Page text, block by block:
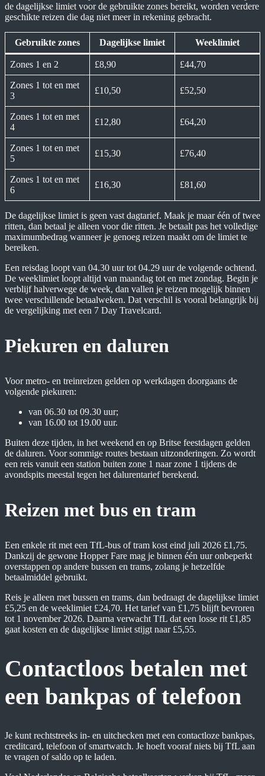
de dagelijkse limiet voor de gebruikte zones bereikt, worden verdere
geschikte reizen die dag niet meer in rekening gebracht.
Gebruikte zones Dagelijkse limiet Weeklimiet
Zones 1 en 2 £8,90 £44,70
Zones 1 tot en met
3
£10,50 £52,50
Zones 1 tot en met
4
£12,80 £64,20
Zones 1 tot en met
5
£15,30 £76,40
Zones 1 tot en met
6
£16,30 £81,60
De dagelijkse limiet is geen vast dagtarief. Maak je maar één of twee
ritten, dan betaal je alleen voor die ritten. Je betaalt pas het volledige
maximumbedrag wanneer je genoeg reizen maakt om de limiet te
bereiken.
Een reisdag loopt van 04.30 uur tot 04.29 uur de volgende ochtend.
De weeklimiet loopt altijd van maandag tot en met zondag. Begin je
verblijf halverwege de week, dan vallen je reizen mogelijk binnen
twee verschillende betaalweken. Dat verschil is vooral belangrijk bij
de vergelijking met een 7 Day Travelcard.
Piekuren en daluren
Voor metro- en treinreizen gelden op werkdagen doorgaans de
volgende piekuren:
van 06.30 tot 09.30 uur;
van 16.00 tot 19.00 uur.
Buiten deze tijden, in het weekend en op Britse feestdagen gelden
de daluren. Voor sommige routes bestaan uitzonderingen. Zo wordt
een reis vanuit een station buiten zone 1 naar zone 1 tijdens de
avondspits meestal tegen het dalurentarief berekend.
Reizen met bus en tram
Een enkele rit met een TfL-bus of tram kost eind juli 2026 £1,75.
Dankzij de gewone Hopper Fare mag je binnen één uur onbeperkt
overstappen op andere bussen en trams, zolang je hetzelfde
betaalmiddel gebruikt.
Reis je alleen met bussen en trams, dan bedraagt de dagelijkse limiet
£5,25 en de weeklimiet £24,70. Het tarief van £1,75 blijft bevroren
tot 1 november 2026. Daarna verwacht TfL dat een losse rit £1,85
gaat kosten en de dagelijkse limiet stijgt naar £5,55.
Contactloos betalen met
een bankpas of telefoon
Je kunt rechtstreeks in- en uitchecken met een contactloze bankpas,
creditcard, telefoon of smartwatch. Je hoeft vooraf niets bij TfL aan
te vragen of saldo op te laden.